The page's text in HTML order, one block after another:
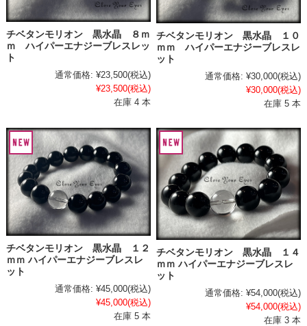
チベタンモリオン 黒水晶 ８ｍ
ｍ ハイパーエナジーブレスレッ
ト
通常価格: ¥23,500(税込)
¥23,500(税込)
在庫 4 本
チベタンモリオン 黒水晶 １０
ｍｍ ハイパーエナジーブレスレ
ット
通常価格: ¥30,000(税込)
¥30,000(税込)
在庫 5 本
チベタンモリオン 黒水晶 １２
ｍｍ ハイパーエナジーブレスレ
ット
通常価格: ¥45,000(税込)
¥45,000(税込)
在庫 5 本
チベタンモリオン 黒水晶 １４
ｍｍ ハイパーエナジーブレスレ
ット
通常価格: ¥54,000(税込)
¥54,000(税込)
在庫 3 本